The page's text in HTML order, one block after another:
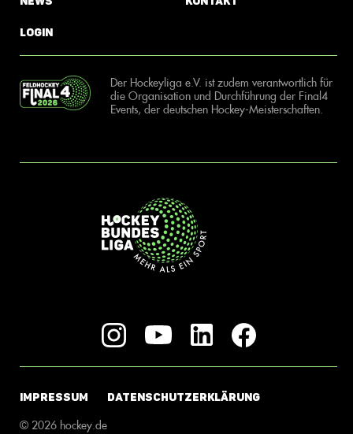
Login
Der Hockeyliga e.V. ist zudem verantwortlich für
die Organisation und Durchführung der Final4
Events, der deutschen Hockey-Meisterschaften.
IMPRESSUM DATENSCHUTZERKLÄRUNG
© 2026 hockey.de